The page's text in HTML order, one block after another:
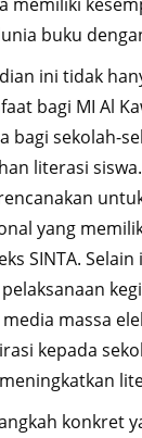
buku
ini tidak
bagi MI Al
bagi sekolah-
literasi
yang
SINTA.
massa
kepada
konkret